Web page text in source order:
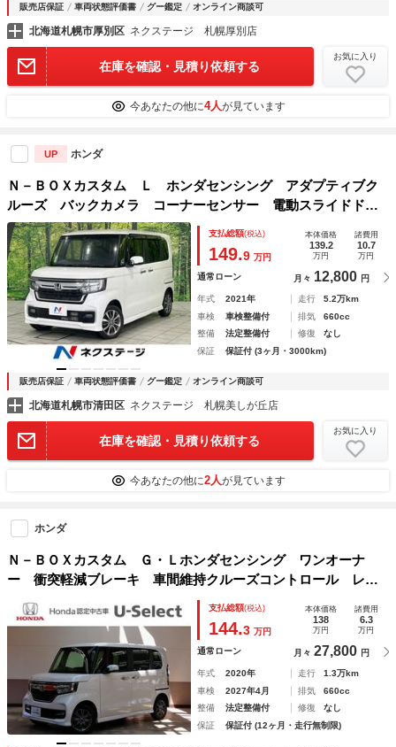
販売店保証 車両状態評価書 グー鑑定 オンライン商談可
北海道札幌市厚別区 ネクステージ 札幌厚別店
在庫を確認・見積り依頼する
お気に入り
今あなたの他に4人が見ています
UP ホンダ
Ｎ－ＢＯＸカスタム Ｌ ホンダセンシング アダプティブク
ルーズ バックカメラ コーナーセンサー 電動スライドド
ア 純正ディスプレイオーディオ 禁煙車 Ｂｌｕｅｔｏｏｔ
ｈ スマートキー シートヒーター ＬＥＤヘッドライト
支払総額(税込)
149.9 万円
本体価格
139.2
万円
諸費用
10.7
万円
通常ローン 月々 12,800 円
年式 2021年 走行
5.2万km
車検
車検整備付 排気
660cc
整備
法定整備付 修復
なし
保証
保証付 (3ヶ月・3000km)
販売店保証 車両状態評価書 グー鑑定 オンライン商談可
北海道札幌市清田区 ネクステージ 札幌美しが丘店
在庫を確認・見積り依頼する
お気に入り
今あなたの他に2人が見ています
ホンダ
Ｎ－ＢＯＸカスタム Ｇ・Ｌホンダセンシング ワンオーナ
ー 衝突軽減ブレーキ 車間維持クルーズコントロール レー
ンアシスト 純正ディスプレイオーディオ ワンセグ バック
カメラ ＥＴＣ車載器 左電動スライド ＬＥＤライト 電動
格納ドアミラー 禁煙
支払総額(税込)
144.3 万円
本体価格
138
万円
諸費用
6.3
万円
通常ローン 月々 27,800 円
年式 2020年 走行
1.3万km
車検
2027年4月 排気
660cc
整備
法定整備付 修復
なし
保証
保証付 (12ヶ月・走行無制限)